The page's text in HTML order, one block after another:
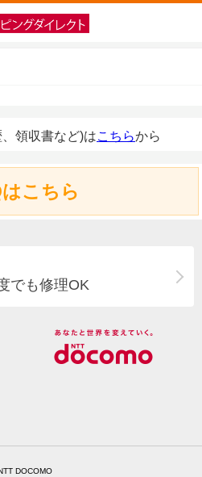
領収書など)はこちらから
こちら
でも修理OK
DOCOMO